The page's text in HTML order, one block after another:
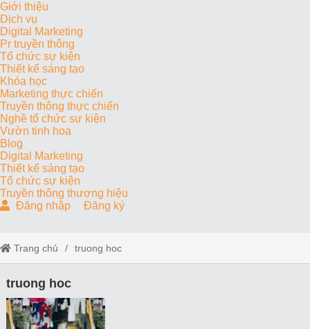
Giới thiệu
Dịch vụ
Digital Marketing
Pr truyền thông
Tổ chức sự kiện
Thiết kế sáng tạo
Khóa học
Marketing thực chiến
Truyền thông thực chiến
Nghề tổ chức sự kiện
Vườn tinh hoa
Blog
Digital Marketing
Thiết kế sáng tạo
Tổ chức sự kiện
Truyền thông thương hiệu
Đăng nhập
Đăng ký
Trang chủ truong hoc
truong hoc